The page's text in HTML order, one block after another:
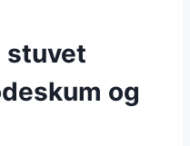
stuvet
og